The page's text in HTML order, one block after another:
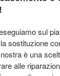
sul
sostituzione
è una
alle